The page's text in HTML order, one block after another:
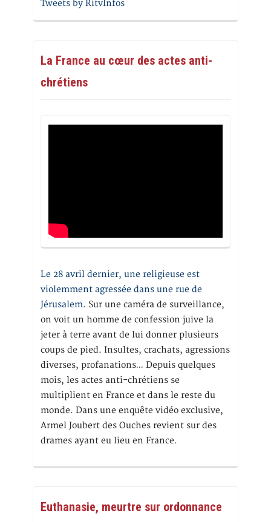
Tweets by RitvInfos
La France au cœur des actes anti-
chrétiens
Le 28 avril dernier, une religieuse est
violemment agressée dans une rue de
Jérusalem. Sur une caméra de surveillance,
on voit un homme de confession juive la
jeter à terre avant de lui donner plusieurs
coups de pied. Insultes, crachats, agressions
diverses, profanations… Depuis quelques
mois, les actes anti-chrétiens se
multiplient en France et dans le reste du
monde. Dans une enquête vidéo exclusive,
Armel Joubert des Ouches revient sur des
drames ayant eu lieu en France.
Euthanasie, meurtre sur ordonnance